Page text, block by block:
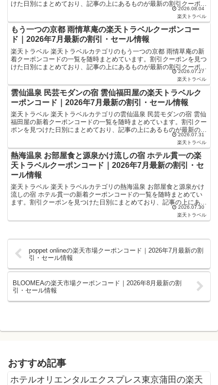
けた日別にまとめており、記事の上にあるものが最新の割引クーポン
になります。ホテル・旅館宿泊の予約などで使えるクー... 2026.08.04
楽天トラベル
もう一つの京都 雨情草庵の楽天トラベルクーポンコー
ド｜2026年7月最新の割引・セール情報
楽天トラベル 楽天トラベルカテゴリのもう一つの京都 雨情草庵の新
着クーポンコードの一覧を随時まとめています。割引クーポンを見つ
けた日別にまとめており、記事の上にあるものが最新の割引クーポン
になります。ホテル・旅館宿泊の予約などで使えるクーポ...2026.07.27
楽天トラベル
雲仙温泉 民芸モダンの宿 雲仙福田屋の楽天トラベルク
ーポンコード｜2026年7月最新の割引・セール情報
楽天トラベル 楽天トラベルカテゴリの雲仙温泉 民芸モダンの宿 雲仙
福田屋の新着クーポンコードの一覧を随時まとめています。割引クー
ポンを見つけた日別にまとめており、記事の上にあるものが最新の割
引クーポンになります。ホテル・旅館宿泊の予約などで... 2026.07.31
楽天トラベル
熱海温泉 お部屋食と源泉かけ流しの宿 ホテル貫一の楽
天トラベルクーポンコード｜2026年7月最新の割引・セ
ール情報
楽天トラベル 楽天トラベルカテゴリの熱海温泉 お部屋食と源泉かけ
流しの宿 ホテル貫一の新着クーポンコードの一覧を随時まとめてい
ます。割引クーポンを見つけた日別にまとめており、記事の上にある
ものが最新の割引クーポンになります。ホテル・旅館宿泊...2026.07.30
楽天トラベル
poppet onlineの楽天市場クーポンコード｜2026年7月最新の割
引・セール情報
BLOOMEAの楽天市場クーポンコード｜2026年8月最新の割
引・セール情報
おすすめ記事
ホテルオリエンタルエクスプレス東京蒲田の楽天